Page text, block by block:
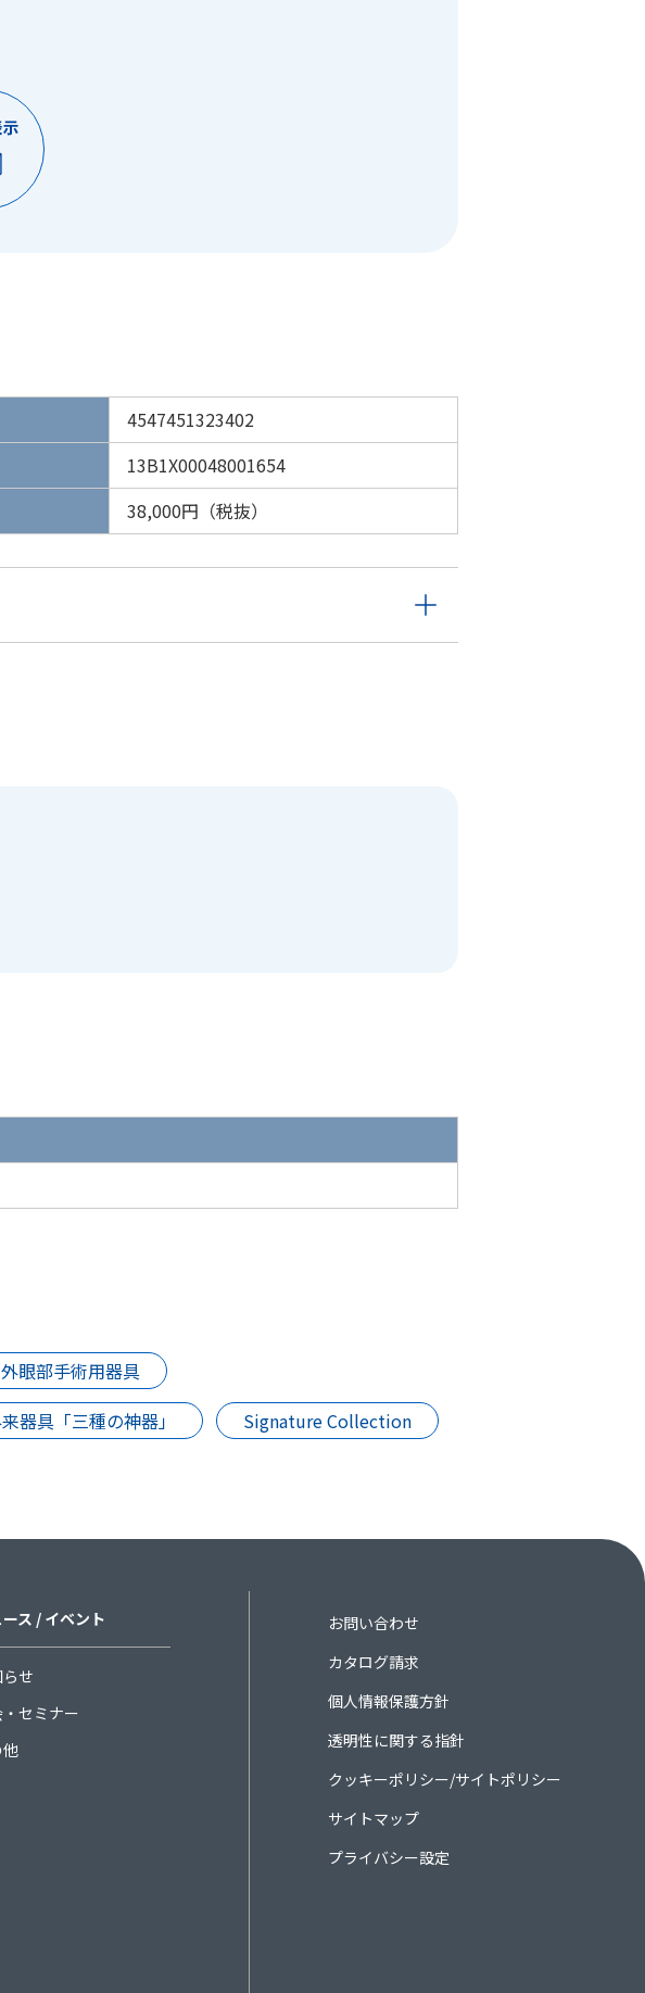
4547451323402
13B1X00048001654
38,000円（税抜）
外眼部手術用器具
器具「三種の神器」 Signature Collection
ス / イベント
せ
セミナー
お問い合わせ
カタログ請求
個人情報保護方針
透明性に関する指針
クッキーポリシー/サイトポリシー
サイトマップ
プライバシー設定